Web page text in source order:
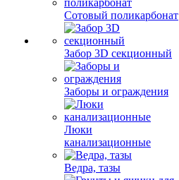
Сотовый поликарбонат
Забор 3D секционный
Заборы и ограждения
Люки
канализационные
Ведра, тазы